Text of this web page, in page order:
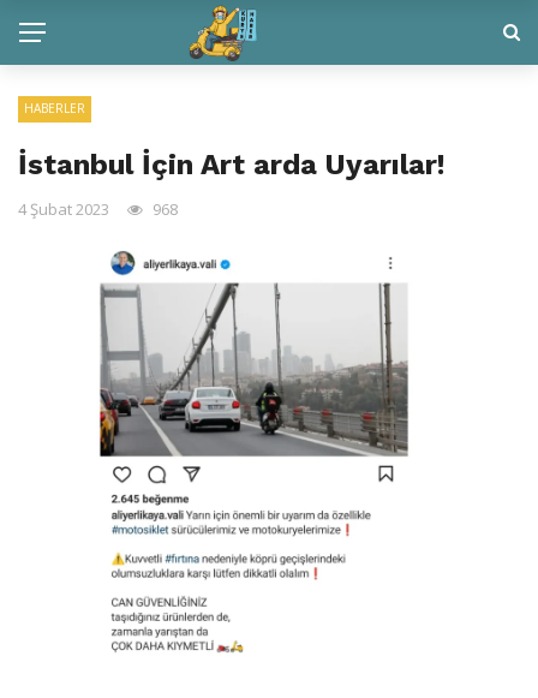
HABERLER
İstanbul İçin Art arda Uyarılar!
4 Şubat 2023 968